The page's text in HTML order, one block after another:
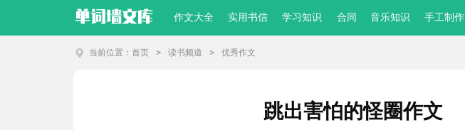
作文大全 实用书信 学习知识 合同 音乐知识 手工制作
当前位置： 首页 > 读书频道 > 优秀作文
跳出害怕的怪圈作文